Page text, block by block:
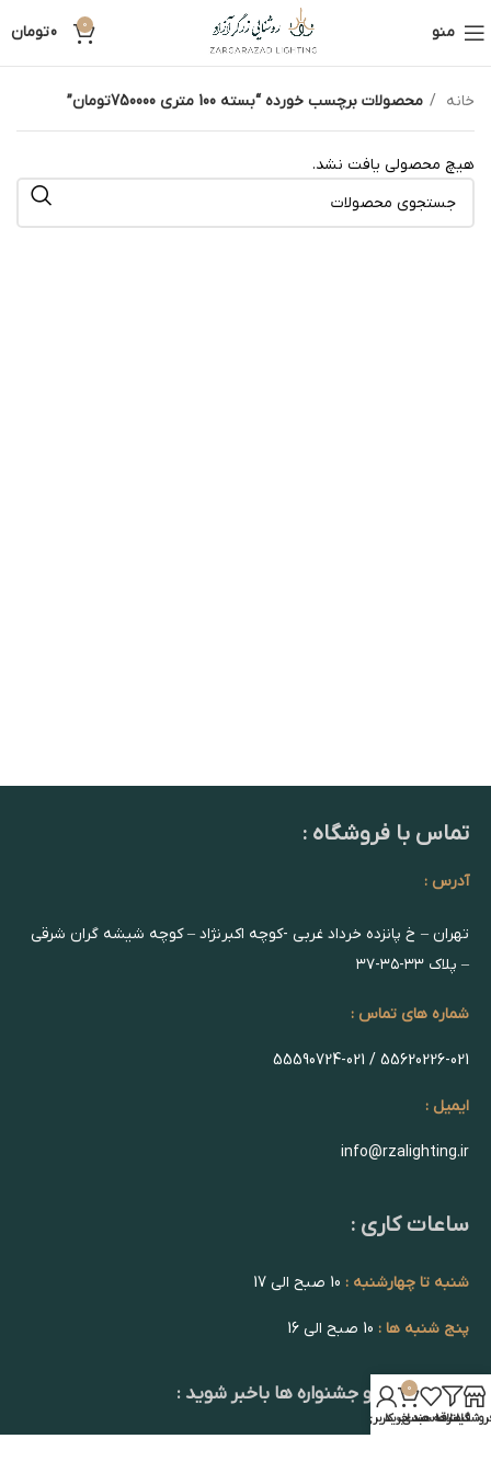
منو 0
0تومان
خانه محصولات برچسب خورده “بسته 100 متری 750000تومان”
هیچ محصولی یافت نشد.
تماس با فروشگاه :
آدرس :
تهران – خ پانزده خرداد غربی -کوچه اکبرنژاد – کوچه شیشه گران شرقی
– پلاک ۳۳-۳۵-۳۷
شماره های تماس :
55620226-021 / 55590724-021
ایمیل :
info@rzalighting.ir
ساعات کاری :
شنبه تا چهارشنبه :
پنج شنبه ها :
از تخفیف ها و جشنواره ها باخبر شوید :
فیلترها
علاقه مندی
0
سبد خرید
حساب کاربری من